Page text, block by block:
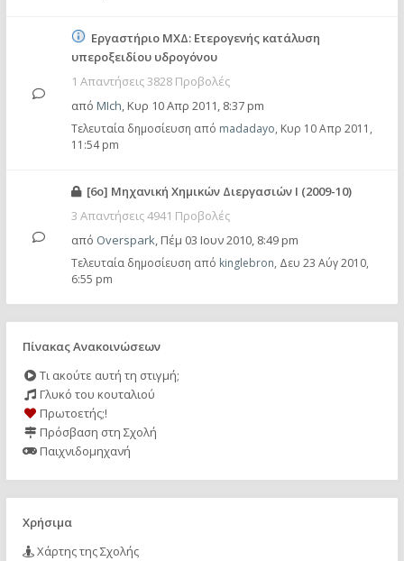
Εργαστήριο ΜΧΔ: Ετερογενής κατάλυση
υπεροξειδίου υδρογόνου
1 Απαντήσεις 3828 Προβολές
από MIch, Κυρ 10 Απρ 2011, 8:37 pm
Τελευταία δημοσίευση από madadayo, Κυρ 10 Απρ 2011,
11:54 pm
[6ο] Μηχανική Χημικών Διεργασιών Ι (2009-10)
3 Απαντήσεις 4941 Προβολές
από Overspark, Πέμ 03 Ιουν 2010, 8:49 pm
Τελευταία δημοσίευση από kinglebron, Δευ 23 Αύγ 2010,
6:55 pm
Πίνακας Ανακοινώσεων
Τι ακούτε αυτή τη στιγμή;
Γλυκό του κουταλιού
Πρωτοετής;!
Πρόσβαση στη Σχολή
Παιχνιδομηχανή
Χρήσιμα
Χάρτης της Σχολής